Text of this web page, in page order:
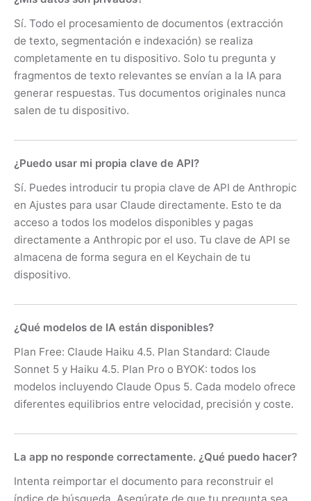
Sí. Todo el procesamiento de documentos (extracción
de texto, segmentación e indexación) se realiza
completamente en tu dispositivo. Solo tu pregunta y
fragmentos de texto relevantes se envían a la IA para
generar respuestas. Tus documentos originales nunca
salen de tu dispositivo.
¿Puedo usar mi propia clave de API?
Sí. Puedes introducir tu propia clave de API de Anthropic
en Ajustes para usar Claude directamente. Esto te da
acceso a todos los modelos disponibles y pagas
directamente a Anthropic por el uso. Tu clave de API se
almacena de forma segura en el Keychain de tu
dispositivo.
¿Qué modelos de IA están disponibles?
Plan Free: Claude Haiku 4.5. Plan Standard: Claude
Sonnet 5 y Haiku 4.5. Plan Pro o BYOK: todos los
modelos incluyendo Claude Opus 5. Cada modelo ofrece
diferentes equilibrios entre velocidad, precisión y coste.
La app no responde correctamente. ¿Qué puedo hacer?
Intenta reimportar el documento para reconstruir el